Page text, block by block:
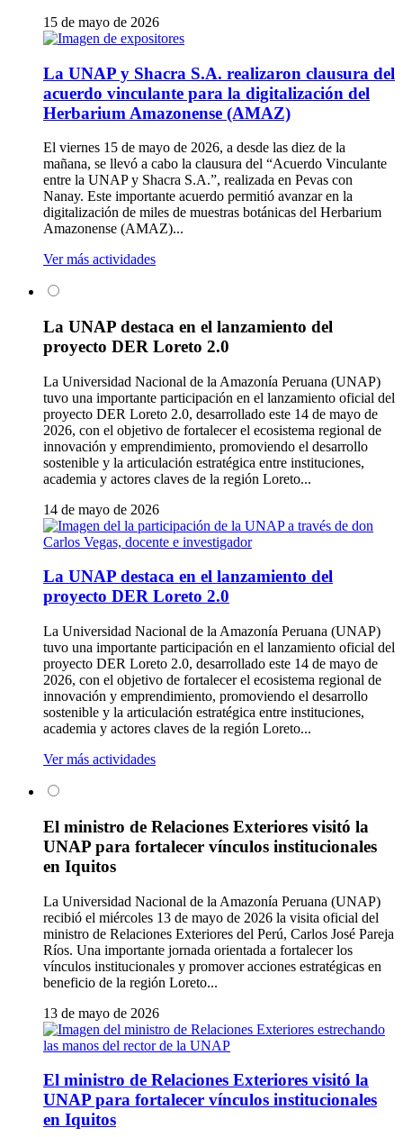
15 de mayo de 2026
La UNAP y Shacra S.A. realizaron clausura del
acuerdo vinculante para la digitalización del
Herbarium Amazonense (AMAZ)
El viernes 15 de mayo de 2026, a desde las diez de la
mañana, se llevó a cabo la clausura del “Acuerdo Vinculante
entre la UNAP y Shacra S.A.”, realizada en Pevas con
Nanay. Este importante acuerdo permitió avanzar en la
digitalización de miles de muestras botánicas del Herbarium
Amazonense (AMAZ)...
Ver más actividades
La UNAP destaca en el lanzamiento del
proyecto DER Loreto 2.0
La Universidad Nacional de la Amazonía Peruana (UNAP)
tuvo una importante participación en el lanzamiento oficial del
proyecto DER Loreto 2.0, desarrollado este 14 de mayo de
2026, con el objetivo de fortalecer el ecosistema regional de
innovación y emprendimiento, promoviendo el desarrollo
sostenible y la articulación estratégica entre instituciones,
academia y actores claves de la región Loreto...
14 de mayo de 2026
La UNAP destaca en el lanzamiento del
proyecto DER Loreto 2.0
La Universidad Nacional de la Amazonía Peruana (UNAP)
tuvo una importante participación en el lanzamiento oficial del
proyecto DER Loreto 2.0, desarrollado este 14 de mayo de
2026, con el objetivo de fortalecer el ecosistema regional de
innovación y emprendimiento, promoviendo el desarrollo
sostenible y la articulación estratégica entre instituciones,
academia y actores claves de la región Loreto...
Ver más actividades
El ministro de Relaciones Exteriores visitó la
UNAP para fortalecer vínculos institucionales
en Iquitos
La Universidad Nacional de la Amazonía Peruana (UNAP)
recibió el miércoles 13 de mayo de 2026 la visita oficial del
ministro de Relaciones Exteriores del Perú, Carlos José Pareja
Ríos. Una importante jornada orientada a fortalecer los
vínculos institucionales y promover acciones estratégicas en
beneficio de la región Loreto...
13 de mayo de 2026
El ministro de Relaciones Exteriores visitó la
UNAP para fortalecer vínculos institucionales
en Iquitos